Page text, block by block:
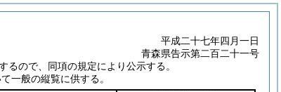
平成二十七年四月一日
青森県告示第二百二十一号
ので、同項の規定により公示する。
一般の縦覧に供する。